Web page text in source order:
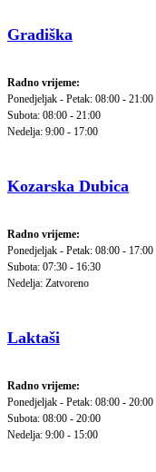
Gradiška
Radno vrijeme:
Ponedjeljak - Petak: 08:00 - 21:00
Subota: 08:00 - 21:00
Nedelja: 9:00 - 17:00
Kozarska Dubica
Radno vrijeme:
Ponedjeljak - Petak: 08:00 - 17:00
Subota: 07:30 - 16:30
Nedelja: Zatvoreno
Laktaši
Radno vrijeme:
Ponedjeljak - Petak: 08:00 - 20:00
Subota: 08:00 - 20:00
Nedelja: 9:00 - 15:00